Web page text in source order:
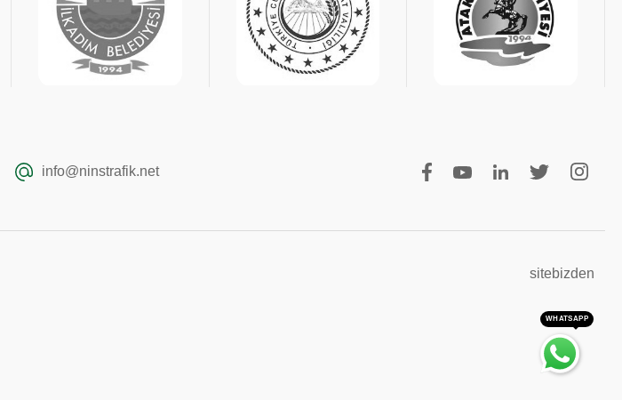
info@ninstrafik.net
sitebizden
WHATSAPP